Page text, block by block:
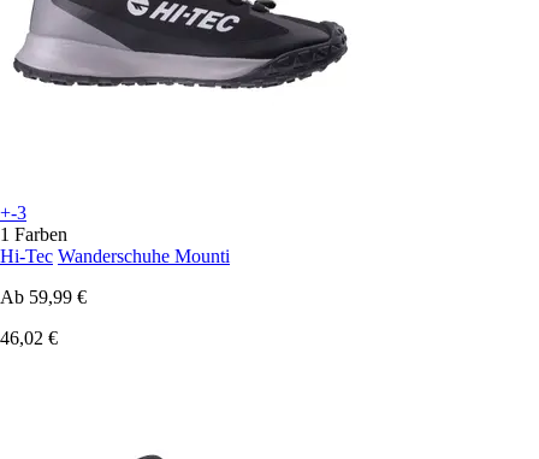
+-3
1 Farben
Hi-Tec Wanderschuhe Mounti
Ab 59,99 €
46,02 €